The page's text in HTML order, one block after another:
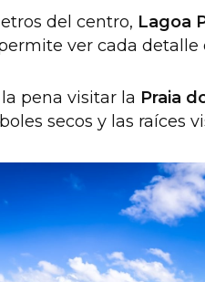
del centro, Lagoa
ver cada
pena visitar la Praia
secos y las raíces